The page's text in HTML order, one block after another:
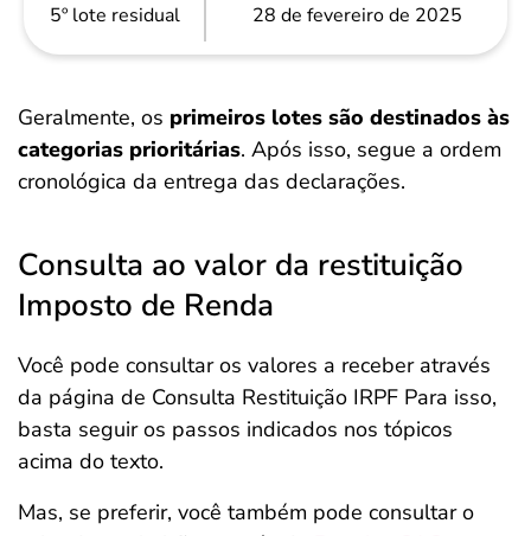
5º lote residual
28 de fevereiro de 2025
Geralmente, os primeiros lotes são destinados às
categorias prioritárias. Após isso, segue a ordem
cronológica da entrega das declarações.
Consulta ao valor da restituição
Imposto de Renda
Você pode consultar os valores a receber através
da página de Consulta Restituição IRPF Para isso,
basta seguir os passos indicados nos tópicos
acima do texto.
Mas, se preferir, você também pode consultar o